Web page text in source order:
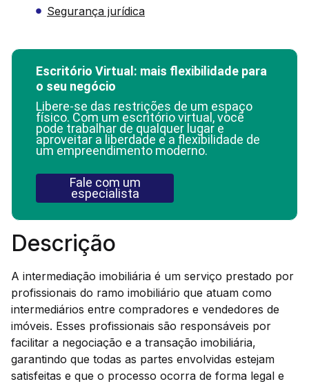
Segurança jurídica
Escritório Virtual: mais flexibilidade para
o seu negócio
Libere-se das restrições de um espaço
físico. Com um escritório virtual, você
pode trabalhar de qualquer lugar e
aproveitar a liberdade e a flexibilidade de
um empreendimento moderno.
Fale com um
especialista
Descrição
A intermediação imobiliária é um serviço prestado por
profissionais do ramo imobiliário que atuam como
intermediários entre compradores e vendedores de
imóveis. Esses profissionais são responsáveis por
facilitar a negociação e a transação imobiliária,
garantindo que todas as partes envolvidas estejam
satisfeitas e que o processo ocorra de forma legal e